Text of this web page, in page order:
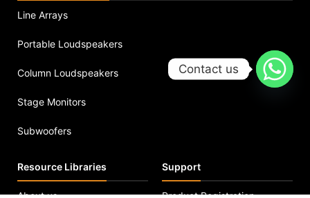
Line Arrays
Portable Loudspeakers
Column Loudspeakers
Stage Monitors
Subwoofers
Resource Libraries Support
Contact us